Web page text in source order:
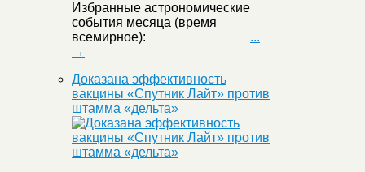
Избранные астрономические
события месяца (время
всемирное): ...
→
Доказана эффективность
вакцины «Спутник Лайт» против
штамма «дельта»